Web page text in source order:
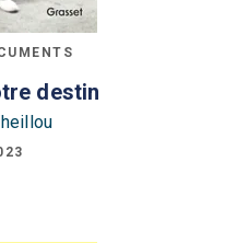
destin